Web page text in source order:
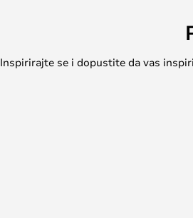
Inspirirajte se i dopustite da vas